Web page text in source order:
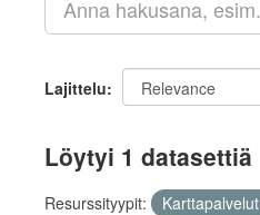
Lajittelu
Löytyi 1 datasettiä
Resurssityypit: Karttapalvelut